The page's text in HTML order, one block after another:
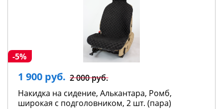
-5%
1 900 руб. 2 000 руб.
Накидка на сидение, Алькантара, Ромб,
широкая с подголовником, 2 шт. (пара)